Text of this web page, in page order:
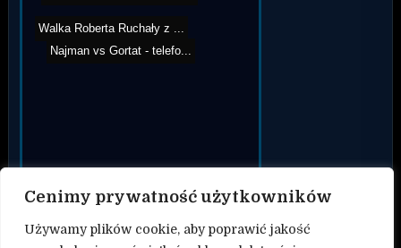
Cenimy prywatność użytkowników
Używamy plików cookie, aby poprawić jakość
Walka Roberta Ruchały z ...
Najman vs Gortat - telefo...